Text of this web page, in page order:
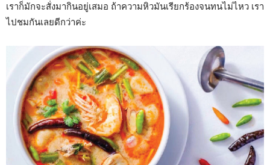
เราก็มักจะสั่งมากินอยู่เสมอ ถ้าความหิวมันเรียกร้องจนทนไม่ไหว เรา
ไปชมกันเลยดีกว่าค่ะ